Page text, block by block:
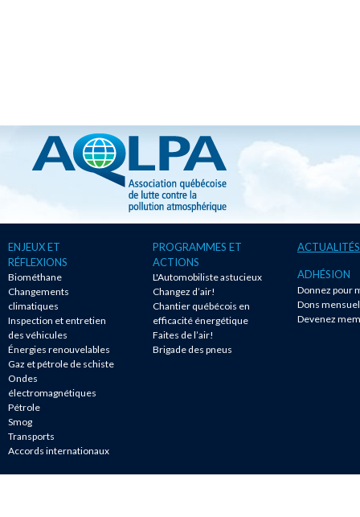
ENJEUX ET
RÉFLEXIONS
Biométhane
Changements
climatiques
Inspection et entretien
des véhicules
Énergies renouvelables
Gaz et pétrole de schiste
Ondes
électromagnétiques
Pétrole
Smog
Transports
Accords internationaux
PROGRAMMES ET
ACTIONS
L'Automobiliste astucieux
Changez d’air!
Chantier québécois en
efficacité énergétique
Faites de l’air!
Brigade des pneus
ACTUALITÉS
ADHÉSION
Donnez pour
Dons
Devenez